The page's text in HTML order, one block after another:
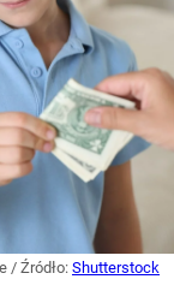
/ Źródło: Shutterstock